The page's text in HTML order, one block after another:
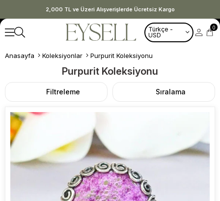
2,000 TL ve Üzeri Alışverişlerde Ücretsiz Kargo
Türkçe -
USD
0
Anasayfa Koleksiyonlar Purpurit Koleksiyonu
Purpurit Koleksiyonu
Filtreleme Sıralama